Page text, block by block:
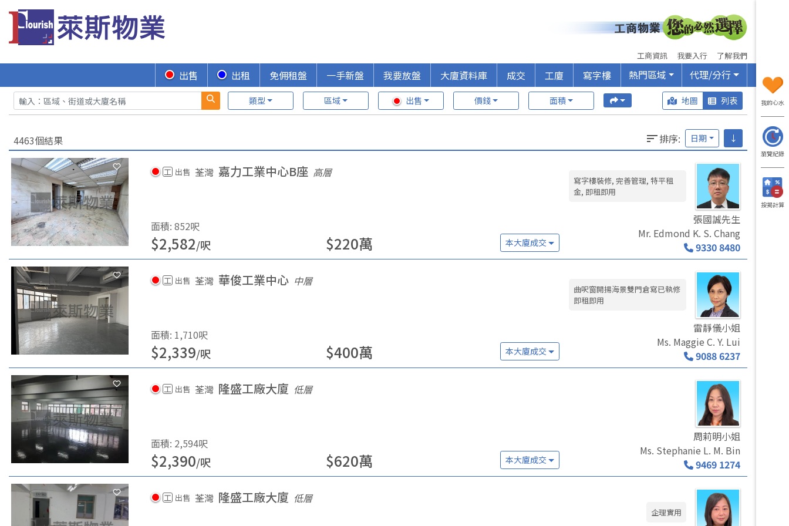
工商資訊 我要入行 了解我們
出售 出租 免佣租盤 一手新盤 我要放盤 大廈資料庫 成交 工廈 寫字樓 熱門區域 代理/分行
類型 區域 出售 價錢 面積 地圖 列表
4463個結果 排序: 日期 ↓
工 出售 荃灣 嘉力工業中心B座 高層
面積: 852呎
$2,582/呎 $220萬 本大廈成交
寫字樓裝修, 完善管理, 特平租
金, 即租即用
張國誠先生
Mr. Edmond K. S. Chang
9330 8480
工 出售 荃灣 華俊工業中心 中層
面積: 1,710呎
$2,339/呎 $400萬 本大廈成交
曲呎窗開揚海景雙門倉寫已執修
即租即用
雷靜儀小姐
Ms. Maggie C. Y. Lui
9088 6237
工 出售 荃灣 隆盛工廠大廈 低層
面積: 2,594呎
$2,390/呎 $620萬 本大廈成交
周莉明小姐
Ms. Stephanie L. M. Bin
9469 1274
工 出售 荃灣 隆盛工廠大廈 低層
企理實用
我的心水
瀏覽紀錄
按揭計算